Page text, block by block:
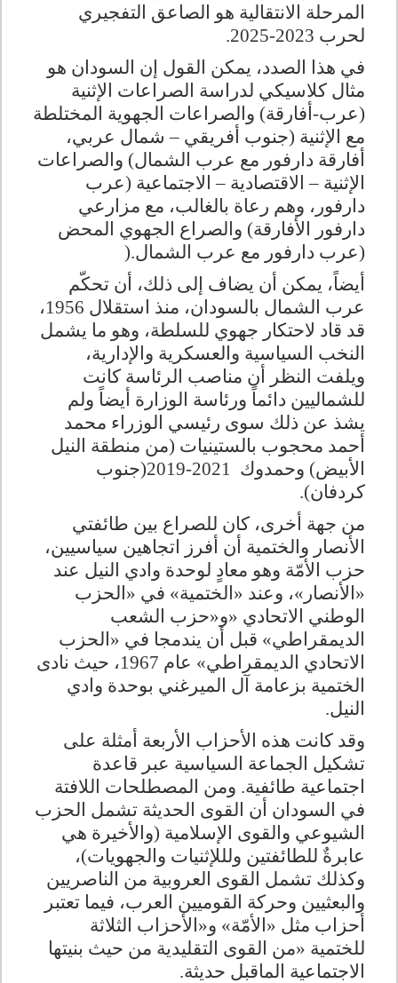
المرحلة الانتقالية هو الصاعق التفجيري
لحرب 2023-2025
.
في هذا الصدد، يمكن القول إن السودان هو
مثال كلاسيكي لدراسة الصراعات الإثنية
(عرب-أفارقة) والصراعات الجهوية المختلطة
مع الإثنية (جنوب أفريقي – شمال عربي،
أفارقة دارفور مع عرب الشمال) والصراعات
الإثنية – الاقتصادية – الاجتماعية (عرب
دارفور، وهم رعاة بالغالب، مع مزارعي
دارفور الأفارقة) والصراع الجهوي المحض
(عرب دارفور مع عرب الشمال).
أيضاً، يمكن أن يضاف إلى ذلك، أن تحكّم
عرب الشمال بالسودان، منذ استقلال 1956،
قد قاد لاحتكار جهوي للسلطة، وهو ما يشمل
النخب السياسية والعسكرية والإدارية،
ويلفت النظر أن مناصب الرئاسة كانت
للشماليين دائماً ورئاسة الوزارة أيضاً ولم
يشذ عن ذلك سوى رئيسي الوزراء محمد
أحمد محجوب بالستينيات (من منطقة النيل
الأبيض) وحمدوك 2019-2021(جنوب
كردفان).
من جهة أخرى، كان للصراع بين طائفتي
الأنصار والختمية أن أفرز اتجاهين سياسيين،
حزب الأمّة وهو معادٍ لوحدة وادي النيل عند
«الأنصار»، وعند «الختمية» في «الحزب
الوطني الاتحادي »و«حزب الشعب
الديمقراطي» قبل أن يندمجا في «الحزب
الاتحادي الديمقراطي» عام 1967، حيث نادى
الختمية بزعامة آل الميرغني بوحدة وادي
النيل.
وقد كانت هذه الأحزاب الأربعة أمثلة على
تشكيل الجماعة السياسية عبر قاعدة
اجتماعية طائفية. ومن المصطلحات اللافتة
في السودان أن القوى الحديثة تشمل الحزب
الشيوعي والقوى الإسلامية (والأخيرة هي
عابرةٌ للطائفتين ولللإثنيات والجهويات)،
وكذلك تشمل القوى العروبية من الناصريين
والبعثيين وحركة القوميين العرب، فيما تعتبر
أحزاب مثل «الأمّة» و«الأحزاب الثلاثة
للختمية »من القوى التقليدية من حيث بنيتها
الاجتماعية الماقبل حديثة.